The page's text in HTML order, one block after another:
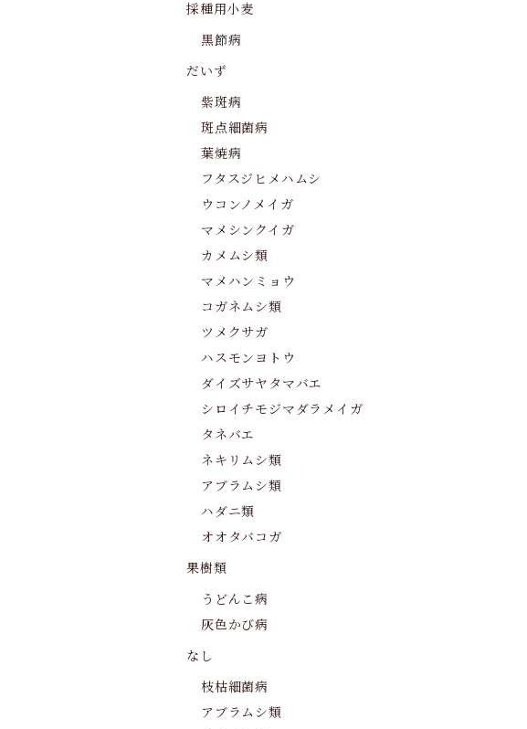
採種用小麦
黒節病
だいず
紫斑病
斑点細菌病
葉焼病
フタスジヒメハムシ
ウコンノメイガ
マメシンクイガ
カメムシ類
マメハンミョウ
コガネムシ類
ツメクサガ
ハスモンヨトウ
ダイズサヤタマバエ
シロイチモジマダラメイガ
タネバエ
ネキリムシ類
アブラムシ類
ハダニ類
オオタバコガ
果樹類
うどんこ病
灰色かび病
なし
枝枯細菌病
アブラムシ類